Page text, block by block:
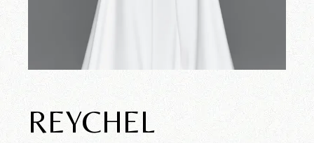
REYCHEL